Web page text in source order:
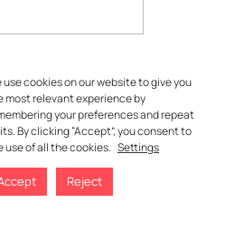
use cookies on our website to give you
most relevant experience by
your preferences and repeat
By clicking “Accept”, you consent to
use of all the cookies. Settings
Reject